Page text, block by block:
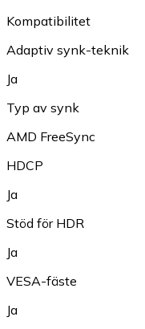
Kompatibilitet
Adaptiv synk-teknik
Ja
Typ av synk
AMD FreeSync
HDCP
Ja
Stöd för HDR
Ja
VESA-fäste
Ja